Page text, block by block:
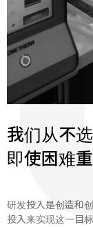
我们从不
即使困难
研发投入是创造和
投入来实现这一目标